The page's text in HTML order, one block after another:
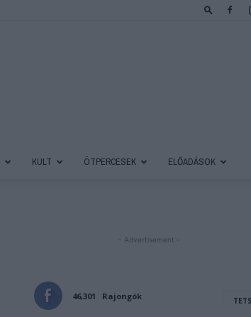
KULT ÖTPERCESEK ELŐADÁSOK
- Advertisement -
46,301 Rajongók